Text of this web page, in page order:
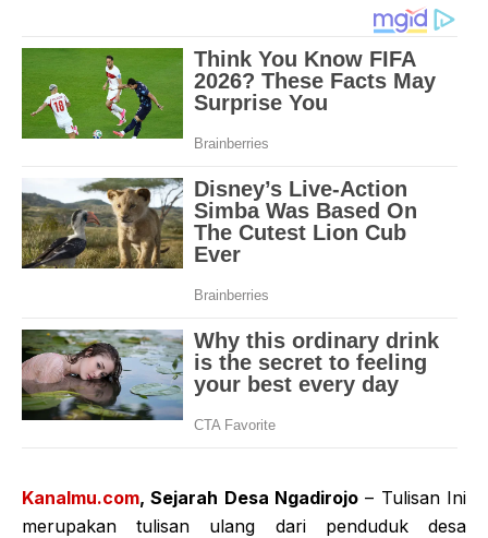
Kanalmu.com, Sejarah Desa Ngadirojo – Tulisan Ini
merupakan tulisan ulang dari penduduk desa